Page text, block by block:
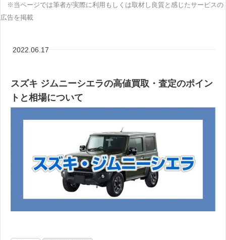
※当ページでは筆者が実際に利用もしくは取材し良質と感じたサービスの
広告を掲載
2022.06.17
スズキ ジムニーシエラの高値買取・査定のポイン
トと相場について